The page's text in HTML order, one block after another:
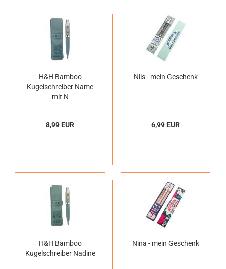
H&H Bamboo
Kugelschreiber Name
mit N
8,99 EUR
Nils - mein Geschenk
6,99 EUR
H&H Bamboo
Kugelschreiber Nadine
Nina - mein Geschenk